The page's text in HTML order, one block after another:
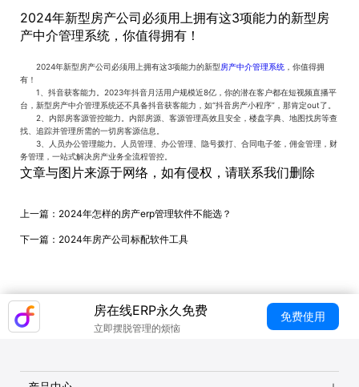
2024年新型房产公司必须用上拥有这3项能力的新型房
产中介管理系统，你值得拥有！
2024年新型房产公司必须用上拥有这3项能力的新型房产中介管理系统 ，你值得拥
有！
1、抖音获客能力。2023年抖音月活用户规模近8亿，你的潜在客户都在短视频直播平
台，新型房产中介管理系统还不具备抖音获客能力，如“抖音房产小程序”，那肯定out了。
2、内部房客源管控能力。内部房源、客源管理高效且安全，楼盘字典、地图找房等查
找、追踪并管理所需的一切房客源信息。
3、人员办公管理能力。人员管理、办公管理、隐号拨打、合同电子签，佣金管理，财
务管理，一站式解决房产业务全流程管控。
文章与图片来源于网络，如有侵权，请联系我们删除
上一篇： 2024年怎样的房产erp管理软件不能选？
下一篇： 2024年房产公司标配软件工具
房在线ERP永久免费
立即摆脱管理的烦恼
免费使用